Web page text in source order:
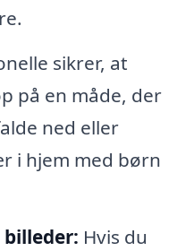
sikrer, at
på en måde, der
ned eller
i hjem med børn
Hvis du